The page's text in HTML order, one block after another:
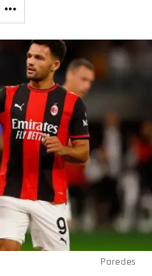
Paredes